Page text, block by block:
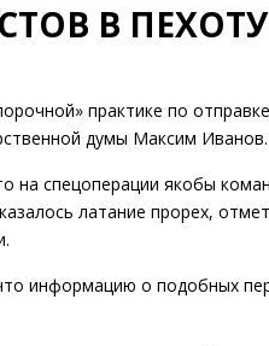
В
практике по
думы Максим Иванов.
на спецоперации якобы
латание прорех,
информацию о подобных